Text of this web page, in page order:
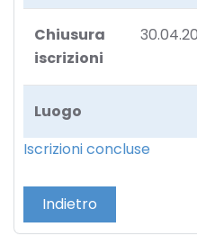
Chiusura
iscrizioni
Luogo
Iscrizioni concluse
Indietro